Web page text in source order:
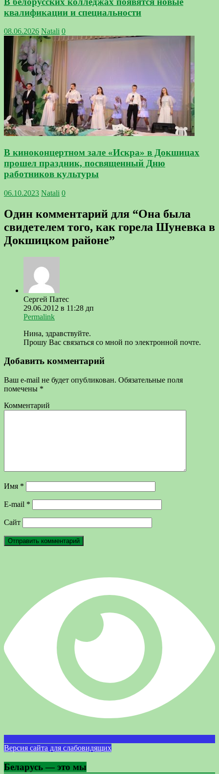
квалификации и специальности
08.06.2026 Natali 0
В киноконцертном зале «Искра» в Докшицах
прошел праздник, посвященный Дню
работников культуры
06.10.2023 Natali 0
Один комментарий для “Она была
свидетелем того, как горела Шуневка в
Докшицком районе”
Сергей Патес
29.06.2012 в 11:28 дп
Permalink
Нина, здравствуйте.
Прошу Вас связаться со мной по электронной почте.
Добавить комментарий
Ваш e-mail не будет опубликован. Обязательные поля
помечены *
Комментарий
Имя *
E-mail *
Сайт
Версия сайта для слабовидящих
Беларусь — это мы